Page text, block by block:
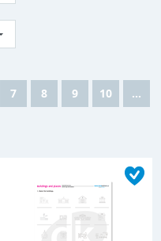
7 8 9 10 ...